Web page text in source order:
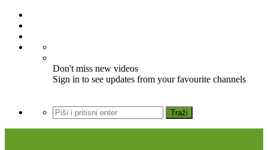
Don't miss new videos
Sign in to see updates from your favourite channels